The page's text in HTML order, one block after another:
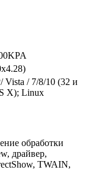
Vista / 7/8/10 (32 и
X); Linux
обработки
драйвер,
TWAIN,